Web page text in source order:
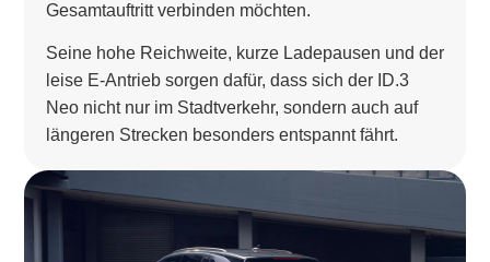
Gesamtauftritt verbinden möchten.
Seine hohe Reichweite, kurze Ladepausen und der
leise E-Antrieb sorgen dafür, dass sich der ID.3
Neo nicht nur im Stadtverkehr, sondern auch auf
längeren Strecken besonders entspannt fährt.